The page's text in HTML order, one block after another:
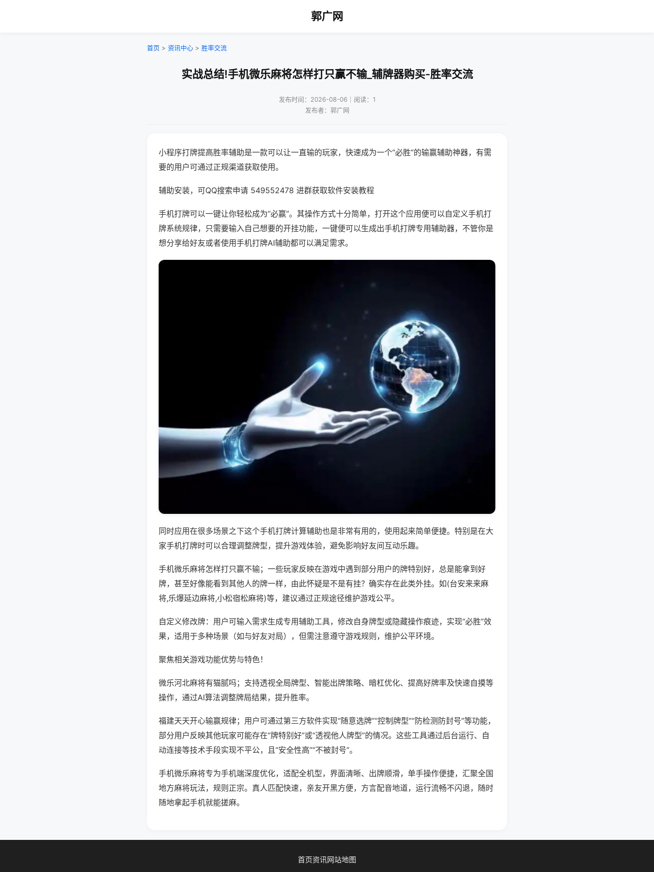
郭广网
首页 > 资讯中心 > 胜率交流
实战总结!手机微乐麻将怎样打只赢不输_辅牌器购买-胜率交流
发布时间：2026-08-06｜阅读：1
发布者：郭广网
小程序打牌提高胜率辅助是一款可以让一直输的玩家，快速成为一个“必胜”的输赢辅助神器，有需
要的用户可通过正规渠道获取使用。
辅助安装，可QQ搜索申请 549552478 进群获取软件安装教程
手机打牌可以一键让你轻松成为“必赢”。其操作方式十分简单，打开这个应用便可以自定义手机打
牌系统规律，只需要输入自己想要的开挂功能，一键便可以生成出手机打牌专用辅助器，不管你是
想分享给好友或者使用手机打牌AI辅助都可以满足需求。
同时应用在很多场景之下这个手机打牌计算辅助也是非常有用的，使用起来简单便捷。特别是在大
家手机打牌时可以合理调整牌型，提升游戏体验，避免影响好友间互动乐趣。
手机微乐麻将怎样打只赢不输；一些玩家反映在游戏中遇到部分用户的牌特别好，总是能拿到好
牌，甚至好像能看到其他人的牌一样，由此怀疑是不是有挂？确实存在此类外挂。如(台安来来麻
将,乐爆延边麻将,小松宿松麻将)等，建议通过正规途径维护游戏公平。
自定义修改牌：用户可输入需求生成专用辅助工具，修改自身牌型或隐藏操作痕迹，实现“必胜”效
果，适用于多种场景（如与好友对局），但需注意遵守游戏规则，维护公平环境。
聚焦相关游戏功能优势与特色！
微乐河北麻将有猫腻吗；支持透视全局牌型、智能出牌策略、暗杠优化、提高好牌率及快速自摸等
操作，通过AI算法调整牌局结果，提升胜率。
福建天天开心输赢规律；用户可通过第三方软件实现“随意选牌”“控制牌型”“防检测防封号”等功能，
部分用户反映其他玩家可能存在“牌特别好”或“透视他人牌型”的情况。这些工具通过后台运行、自
动连接等技术手段实现不平公，且“安全性高”“不被封号”。
手机微乐麻将专为手机端深度优化，适配全机型，界面清晰、出牌顺滑，单手操作便捷，汇聚全国
地方麻将玩法，规则正宗。真人匹配快速，亲友开黑方便，方言配音地道，运行流畅不闪退，随时
随地拿起手机就能搓麻。
首页资讯网站地图